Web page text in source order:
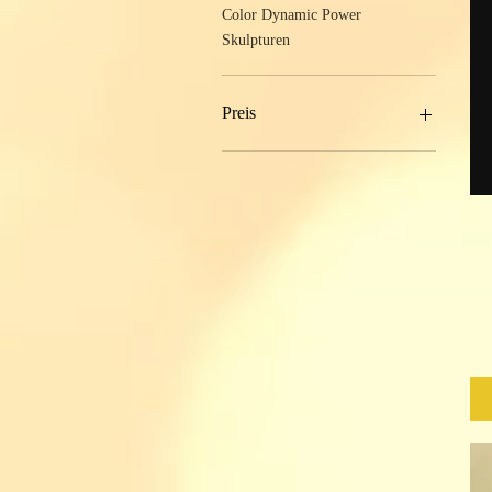
Color Dynamic Power
Skulpturen
Preis